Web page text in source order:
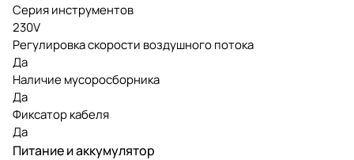
Серия инструментов
230V
Регулировка скорости воздушного потока
Да
Наличие мусоросборника
Да
Фиксатор кабеля
Да
Питание и аккумулятор